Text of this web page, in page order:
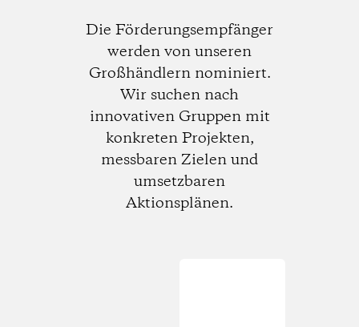
Die Förderungsempfänger
werden von unseren
Großhändlern nominiert.
Wir suchen nach
innovativen Gruppen mit
konkreten Projekten,
messbaren Zielen und
umsetzbaren
Aktionsplänen.